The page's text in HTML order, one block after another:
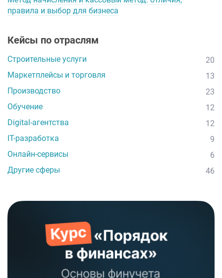
правила и выбор для бизнеса
Кейсы по отраслям
Строительные услуги
20
Маркетплейсы и торговля
13
Производство
23
Обучение
12
Digital-агентства
12
IT-разработка
9
Онлайн-сервисы
6
Другие сферы
46